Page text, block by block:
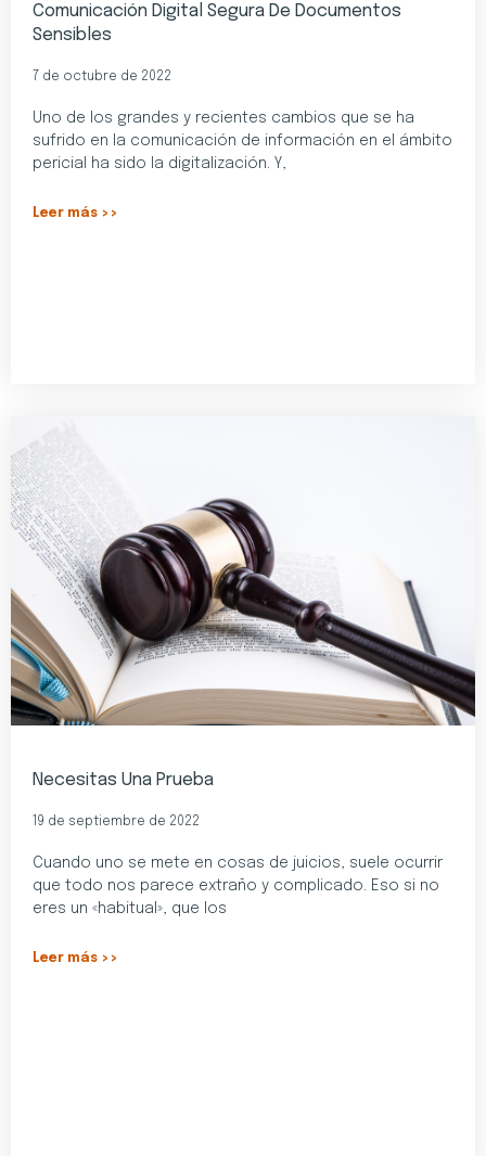
Comunicación Digital Segura De Documentos
Sensibles
7 de octubre de 2022
Uno de los grandes y recientes cambios que se ha
sufrido en la comunicación de información en el ámbito
pericial ha sido la digitalización. Y,
Leer más >>
Necesitas Una Prueba
19 de septiembre de 2022
Cuando uno se mete en cosas de juicios, suele ocurrir
que todo nos parece extraño y complicado. Eso si no
eres un «habitual», que los
Leer más >>